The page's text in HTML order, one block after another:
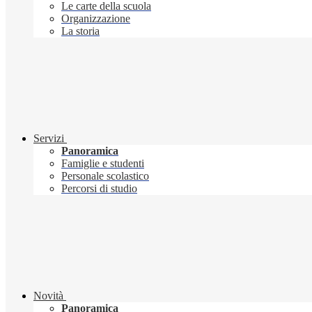
Le carte della scuola
Organizzazione
La storia
Servizi
Panoramica
Famiglie e studenti
Personale scolastico
Percorsi di studio
Novità
Panoramica